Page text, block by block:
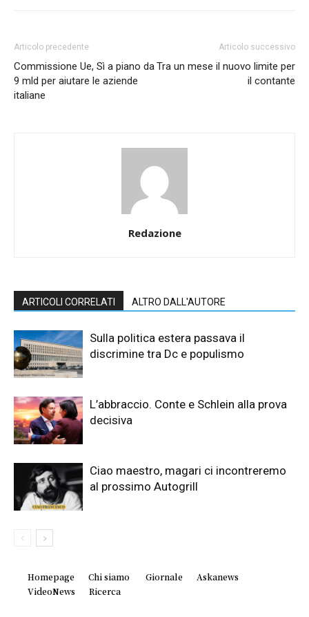
Articolo precedente
Commissione Ue, Sì a piano da
9 mld per aiutare le aziende
italiane
Articolo successivo
Tra un mese il nuovo limite per
il contante
Redazione
ARTICOLI CORRELATI ALTRO DALL'AUTORE
Sulla politica estera passava il
discrimine tra Dc e populismo
L’abbraccio. Conte e Schlein alla prova
decisiva
Ciao maestro, magari ci incontreremo
al prossimo Autogrill
Homepage Chi siamo Giornale
Askanews
VideoNews
Ricerca